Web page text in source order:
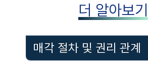
더 알아보기
매각 절차 및 권리 관계